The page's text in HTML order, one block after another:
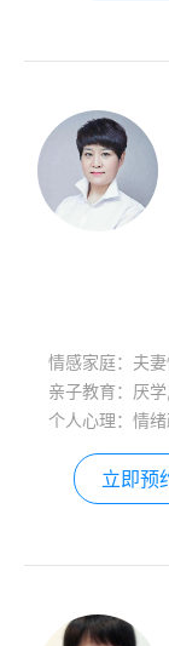
情感家庭：夫
亲子教育：厌
个人心理：情
立即预